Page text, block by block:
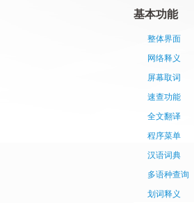
基本功能
整体界面
网络释义
屏幕取词
速查功能
全文翻译
程序菜单
汉语词典
多语种查询
划词释义